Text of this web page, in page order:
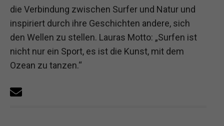
die Verbindung zwischen Surfer und Natur und
inspiriert durch ihre Geschichten andere, sich
den Wellen zu stellen. Lauras Motto: „Surfen ist
nicht nur ein Sport, es ist die Kunst, mit dem
Ozean zu tanzen.“